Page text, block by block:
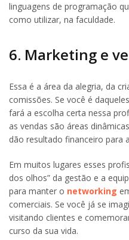
linguagens de programação
como utilizar, na faculdade.
6. Marketing e
Essa é a área da alegria, da
comissões. Se você é
fará a escolha certa nessa
as vendas são áreas
dão resultado financeiro para
Em muitos lugares esses
dos olhos” da gestão e a
para manter o networking
comerciais. Se você já se
visitando clientes e
curso da sua vida.